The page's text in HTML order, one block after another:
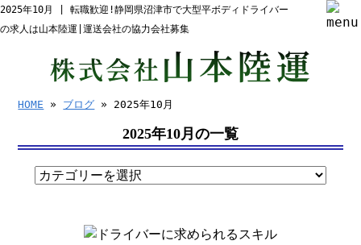
2025年10月 | 転職歓迎!静岡県沼津市で大型平ボディドライバー
の求人は山本陸運|運送会社の協力会社募集
HOME » ブログ » 2025年10月
2025年10月の一覧